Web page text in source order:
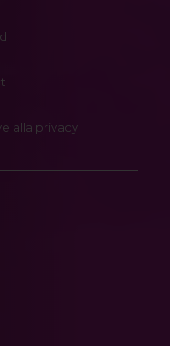
alla privacy